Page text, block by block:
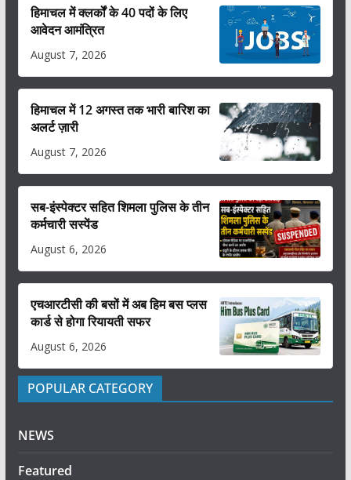
हिमाचल में क्लर्कों के 40 पदों के लिए
आवेदन आमंत्रित
August 7, 2026
हिमाचल में 12 अगस्त तक भारी बारिश का
अलर्ट ज़ारी
August 7, 2026
सब-इंस्पेक्टर सहित शिमला पुलिस के तीन
कर्मचारी सस्पेंड
August 6, 2026
एचआरटीसी की बसों में अब हिम बस प्लस
कार्ड से होगा रियायती सफर
August 6, 2026
POPULAR CATEGORY
NEWS
Featured